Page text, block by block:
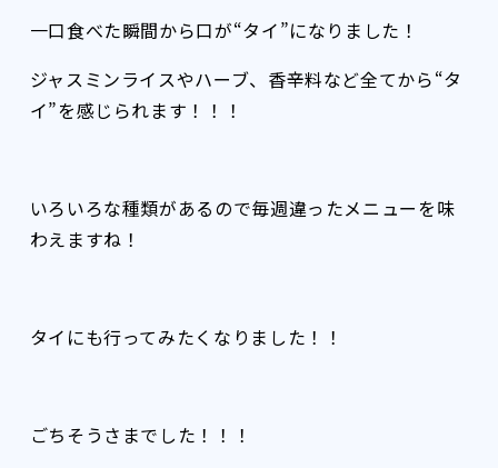
一口食べた瞬間から口が“タイ”になりました！
ジャスミンライスやハーブ、香辛料など全てから“タ
イ”を感じられます！！！
いろいろな種類があるので毎週違ったメニューを味
わえますね！
タイにも行ってみたくなりました！！
ごちそうさまでした！！！